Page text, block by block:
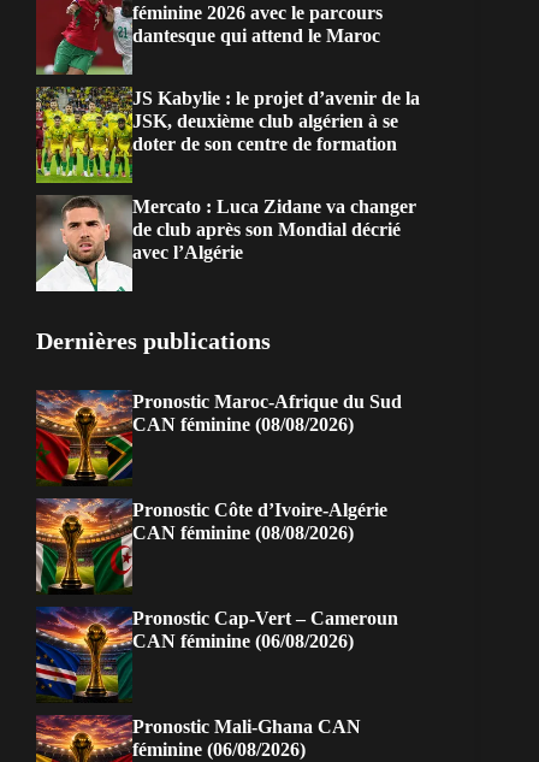
féminine 2026 avec le parcours
dantesque qui attend le Maroc
JS Kabylie : le projet d’avenir de la
JSK, deuxième club algérien à se
doter de son centre de formation
Mercato : Luca Zidane va changer
de club après son Mondial décrié
avec l’Algérie
Dernières publications
Pronostic Maroc-Afrique du Sud
CAN féminine (08/08/2026)
Pronostic Côte d’Ivoire-Algérie
CAN féminine (08/08/2026)
Pronostic Cap-Vert – Cameroun
CAN féminine (06/08/2026)
Pronostic Mali-Ghana CAN
féminine (06/08/2026)